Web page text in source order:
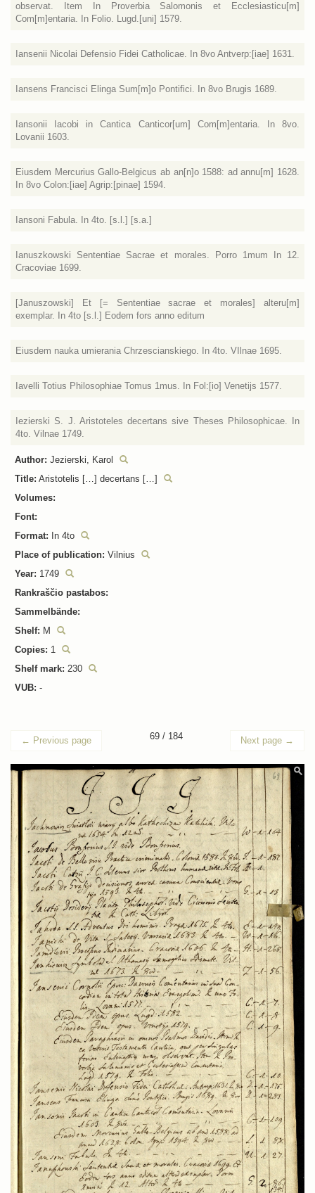
observat. Item In Proverbia Salomonis et Ecclesiasticu[m]
Com[m]entaria. In Folio. Lugd.[uni] 1579.
Iansenii Nicolai Defensio Fidei Catholicae. In 8vo Antverp:[iae] 1631.
Iansens Francisci Elinga Sum[m]o Pontifici. In 8vo Brugis 1689.
Iansonii Iacobi in Cantica Canticor[um] Com[m]entaria. In 8vo.
Lovanii 1603.
Eiusdem Mercurius Gallo-Belgicus ab an[n]o 1588: ad annu[m] 1628.
In 8vo Colon:[iae] Agrip:[pinae] 1594.
Iansoni Fabula. In 4to. [s.l.] [s.a.]
Ianuszkowski Sententiae Sacrae et morales. Porro 1mum In 12.
Cracoviae 1699.
[Januszowski] Et [= Sententiae sacrae et morales] alteru[m]
exemplar. In 4to [s.l.] Eodem fors anno editum
Eiusdem nauka umierania Chrzescianskiego. In 4to. VIlnae 1695.
Iavelli Totius Philosophiae Tomus 1mus. In Fol:[io] Venetijs 1577.
Iezierski S. J. Aristoteles decertans sive Theses Philosophicae. In
4to. Vilnae 1749.
Author: Jezierski, Karol
Title: Aristotelis […] decertans […]
Volumes:
Font:
Format: In 4to
Place of publication: Vilnius
Year: 1749
Rankraščio pastabos:
Sammelbände:
Shelf: M
Copies: 1
Shelf mark: 230
VUB: -
← Previous page 69 / 184 Next page →